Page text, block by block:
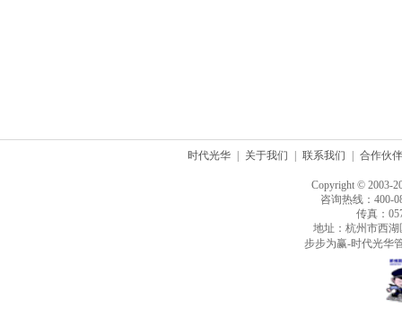
时代光华 关于我们 联系我们 合作伙伴
Copyright © 2003-
咨询热线：400-
传真：
地址：杭州市西
步步为赢-时代光华